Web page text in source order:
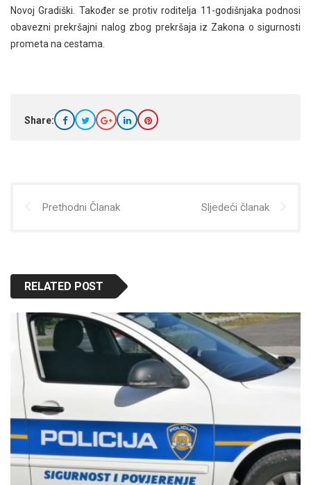
Novoj Gradiški. Također se protiv roditelja 11-godišnjaka podnosi
obavezni prekršajni nalog zbog prekršaja iz Zakona o sigurnosti
prometa na cestama.
Share:
Prethodni Članak Sljedeći članak
RELATED POST